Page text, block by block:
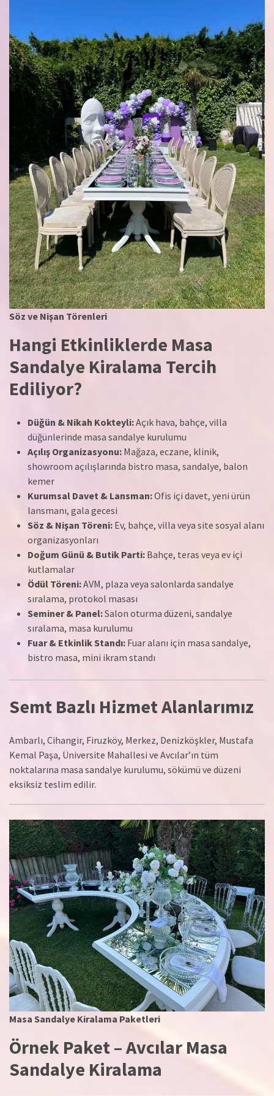
Söz ve Nişan Törenleri
Hangi Etkinliklerde Masa
Sandalye Kiralama Tercih
Ediliyor?
Düğün & Nikah Kokteyli:Açık hava, bahçe, villa
düğünlerinde masa sandalye kurulumu
Açılış Organizasyonu: Mağaza, eczane, klinik,
showroom açılışlarında bistro masa, sandalye, balon
kemer
Kurumsal Davet & Lansman:Ofis içi davet, yeni ürün
lansmanı, gala gecesi
Söz & Nişan Töreni: Ev, bahçe, villa veya site sosyal alanı
organizasyonları
Doğum Günü & Butik Parti: Bahçe, teras veya ev içi
kutlamalar
Ödül Töreni:AVM, plaza veya salonlarda sandalye
sıralama, protokol masası
Seminer & Panel:Salon oturma düzeni, sandalye
sıralama, masa kurulumu
Fuar & Etkinlik Standı: Fuar alanı için masa sandalye,
bistro masa, mini ikram standı
Semt Bazlı Hizmet Alanlarımız
Ambarlı, Cihangir, Firuzköy, Merkez, Denizköşkler, Mustafa
Kemal Paşa, Üniversite Mahallesi ve Avcılar’ın tüm
noktalarına masa sandalye kurulumu, sökümü ve düzeni
eksiksiz teslim edilir.
Masa Sandalye Kiralama Paketleri
Örnek Paket – Avcılar Masa
Sandalye Kiralama